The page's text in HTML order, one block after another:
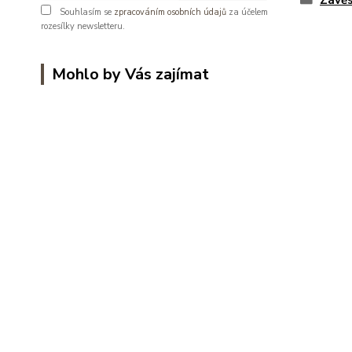
Souhlasím se zpracováním osobních údajů za účelem
rozesílky newsletteru.
Mohlo by Vás zajímat